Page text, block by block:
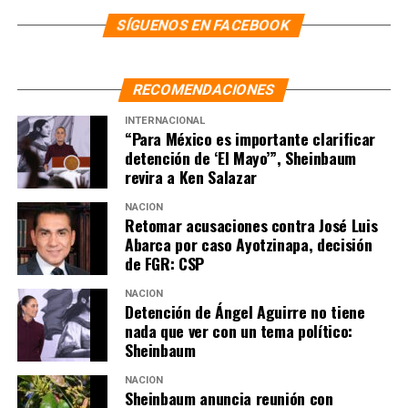
revocación de mandato”: Sheinbaum
SÍGUENOS EN FACEBOOK
RECOMENDACIONES
INTERNACIONAL
“Para México es importante clarificar
detención de ‘El Mayo’”, Sheinbaum
revira a Ken Salazar
NACIÓN
Retomar acusaciones contra José Luis
Abarca por caso Ayotzinapa, decisión
de FGR: CSP
NACIÓN
Detención de Ángel Aguirre no tiene
nada que ver con un tema político:
Sheinbaum
NACIÓN
Sheinbaum anuncia reunión con